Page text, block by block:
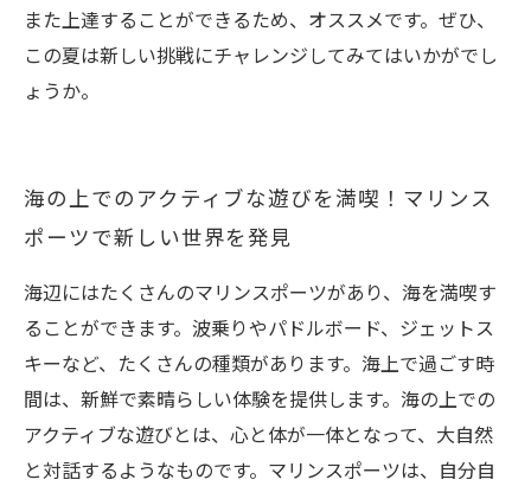
また上達することができるため、オススメです。ぜひ、
この夏は新しい挑戦にチャレンジしてみてはいかがでし
ょうか。
海の上でのアクティブな遊びを満喫！マリンス
ポーツで新しい世界を発見
海辺にはたくさんのマリンスポーツがあり、海を満喫す
ることができます。波乗りやパドルボード、ジェットス
キーなど、たくさんの種類があります。海上で過ごす時
間は、新鮮で素晴らしい体験を提供します。海の上での
アクティブな遊びとは、心と体が一体となって、大自然
と対話するようなものです。マリンスポーツは、自分自